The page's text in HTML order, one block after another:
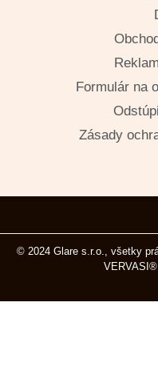
Formulár na
Zásady
© 2024 Glare s.r.o., všetky